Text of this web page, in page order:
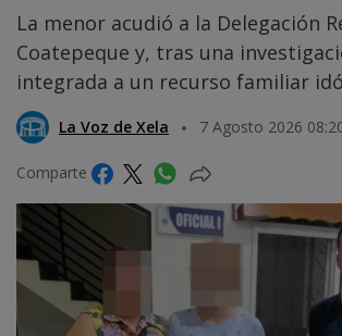
La menor acudió a la Delegación
Coatepeque y, tras una
integrada a un recurso familiar
La Voz de Xela 7 Agosto 2026
Comparte